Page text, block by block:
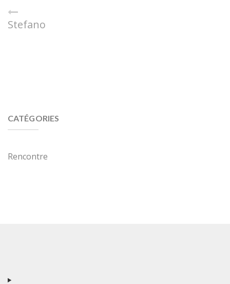
Stefano
CATÉGORIES
Rencontre